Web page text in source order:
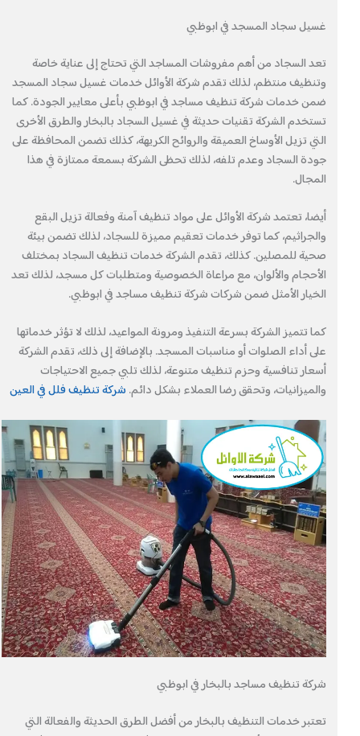
غسيل سجاد المسجد في ابوظبي
تعد السجاد من أهم مفروشات المساجد التي تحتاج إلى عناية خاصة
وتنظيف منتظم، لذلك تقدم شركة الأوائل خدمات غسيل سجاد المسجد
ضمن خدمات شركة تنظيف مساجد في ابوظبي بأعلى معايير الجودة. كما
تستخدم الشركة تقنيات حديثة في غسيل السجاد بالبخار والطرق الأخرى
التي تزيل الأوساخ العميقة والروائح الكريهة، كذلك تضمن المحافظة على
جودة السجاد وعدم تلفه، لذلك تحظى الشركة بسمعة ممتازة في هذا
المجال.
أيضا، تعتمد شركة الأوائل على مواد تنظيف آمنة وفعالة تزيل البقع
والجراثيم، كما توفر خدمات تعقيم مميزة للسجاد، لذلك تضمن بيئة
صحية للمصلين. كذلك، تقدم الشركة خدمات تنظيف السجاد بمختلف
الأحجام والألوان، مع مراعاة الخصوصية ومتطلبات كل مسجد، لذلك تعد
الخيار الأمثل ضمن شركات شركة تنظيف مساجد في ابوظبي.
كما تتميز الشركة بسرعة التنفيذ ومرونة المواعيد، لذلك لا تؤثر خدماتها
على أداء الصلوات أو مناسبات المسجد. بالإضافة إلى ذلك، تقدم الشركة
أسعار تنافسية وحزم تنظيف متنوعة، لذلك تلبي جميع الاحتياجات
والميزانيات، وتحقق رضا العملاء بشكل دائم.شركة تنظيف فلل في العين
شركة تنظيف مساجد بالبخار في ابوظبي
تعتبر خدمات التنظيف بالبخار من أفضل الطرق الحديثة والفعالة التي